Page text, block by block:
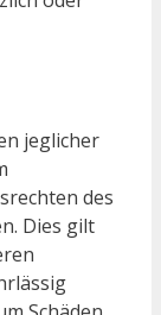
jeglicher
des
Dies gilt